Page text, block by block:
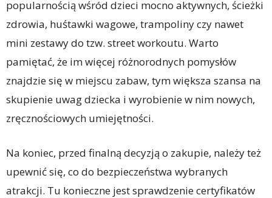
popularnością wśród dzieci mocno aktywnych, ścieżki
zdrowia, huśtawki wagowe, trampoliny czy nawet
mini zestawy do tzw. street workoutu. Warto
pamiętać, że im więcej różnorodnych pomysłów
znajdzie się w miejscu zabaw, tym większa szansa na
skupienie uwag dziecka i wyrobienie w nim nowych,
zręcznościowych umiejętności.
Na koniec, przed finalną decyzją o zakupie, należy też
upewnić się, co do bezpieczeństwa wybranych
atrakcji. Tu konieczne jest sprawdzenie certyfikatów